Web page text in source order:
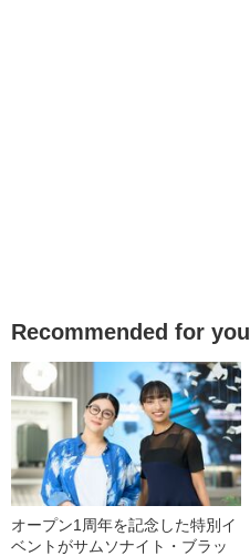
Recommended for you
オープン1周年を記念した特別イ
ベントがサムソナイト・ブラッ